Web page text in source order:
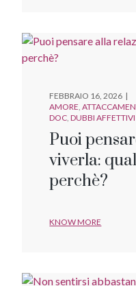
FEBBRAIO 16, 2026
AMORE
DOC DUBBI AFFETTIVI
Puoi
viverla:
perchè?
KNOW MORE